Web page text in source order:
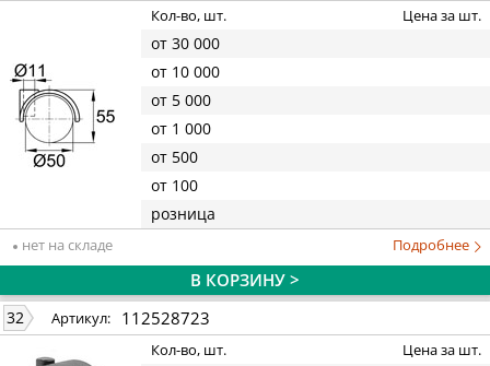
Кол-во, шт. Цена за шт.
от 30 000
от 10 000
от 5 000
от 1 000
от 500
от 100
розница
нет на складе Подробнее
В КОРЗИНУ >
32 Артикул: 112528723
Кол-во, шт. Цена за шт.